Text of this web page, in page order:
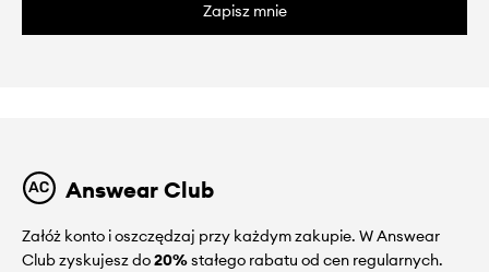
Zapisz mnie
Answear Club
Załóż konto i oszczędzaj przy każdym zakupie. W Answear
Club zyskujesz do20%stałego rabatu od cen regularnych.